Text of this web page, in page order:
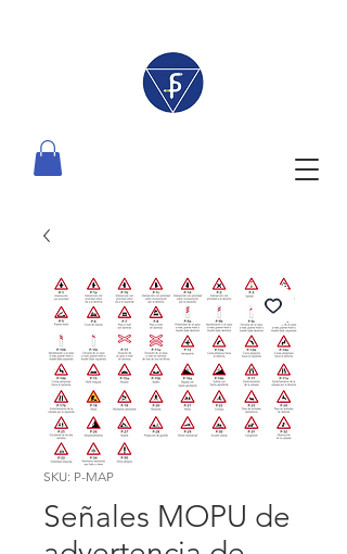
SKU: P-MAP
Señales MOPU de